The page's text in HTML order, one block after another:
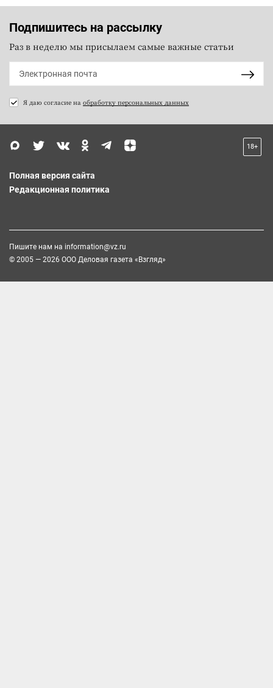
Подпишитесь на рассылку
Раз в неделю мы присылаем самые важные статьи
Я даю согласие на обработку персональных данных
18+
Полная версия сайта
Редакционная политика
Пишите нам на information@vz.ru
© 2005 — 2026 ООО Деловая газета «Взгляд»